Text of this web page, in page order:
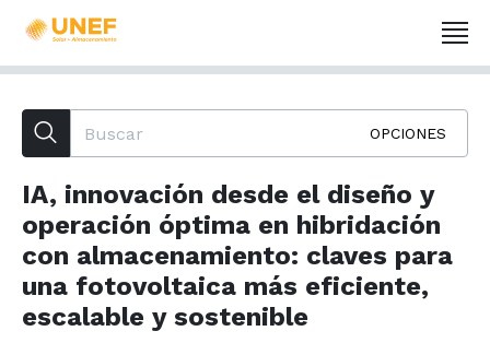
OPCIONES
IA, innovación desde el diseño y
operación óptima en hibridación
con almacenamiento: claves para
una fotovoltaica más eficiente,
escalable y sostenible